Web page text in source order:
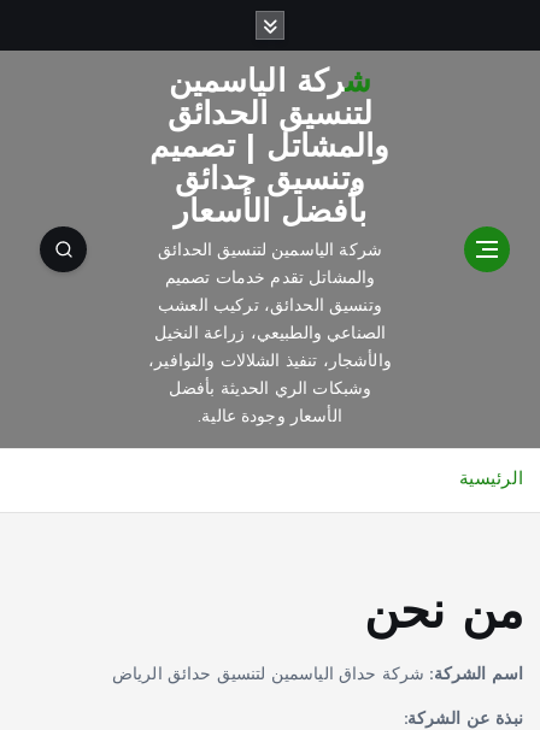
شركة الياسمين
لتنسيق الحدائق
والمشاتل | تصميم
وتنسيق حدائق
بأفضل الأسعار
شركة الياسمين لتنسيق الحدائق
والمشاتل تقدم خدمات تصميم
وتنسيق الحدائق، تركيب العشب
الصناعي والطبيعي، زراعة النخيل
والأشجار، تنفيذ الشلالات والنوافير،
وشبكات الري الحديثة بأفضل
الأسعار وجودة عالية.
الرئيسية
من نحن
اسم الشركة: شركة حداق الياسمين لتنسيق حدائق الرياض
نبذة عن الشركة: